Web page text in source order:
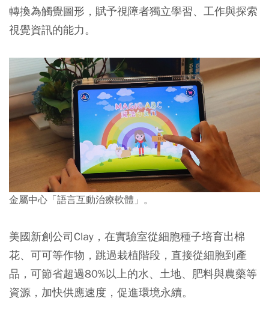
轉換為觸覺圖形，賦予視障者獨立學習、工作與探索
視覺資訊的能力。
金屬中心「語言互動治療軟體」。
美國新創公司Clay，在實驗室從細胞種子培育出棉
花、可可等作物，跳過栽植階段，直接從細胞到產
品，可節省超過80%以上的水、土地、肥料與農藥等
資源，加快供應速度，促進環境永續。